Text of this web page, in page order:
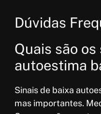
Dúvidas
Quais são os
autoestima
Sinais de baixa
mas importantes.